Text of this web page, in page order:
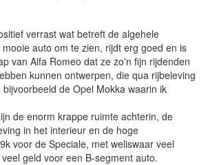
verrast wat betreft de algehele
auto om te zien, rijdt erg goed en is
van Alfa Romeo dat ze zo'n fijn rijdenden
kunnen ontwerpen, die qua rijbeleving
de Opel Mokka waarin ik
de enorm krappe ruimte achterin, de
in het interieur en de hoge
voor de Speciale, met weliswaar veel
geld voor een B-segment auto.